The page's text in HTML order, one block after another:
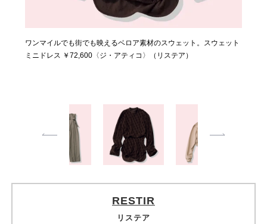
ワンマイルでも街でも映えるベロア素材のスウェット。スウェット
ミニドレス ￥72,600〈ジ・アティコ〉（リステア）
今年デビューし、BLACKPINKの衣装提供でも知られる、今後要注
目の韓国発ブランド。コルセットカットがユニーク。パーカ
潔いモード感がオシャレの実感をくれる。シャツ ￥51,700 パンツ
￥81,400〈ともにロク〉（リステア）
RESTIR
リステア